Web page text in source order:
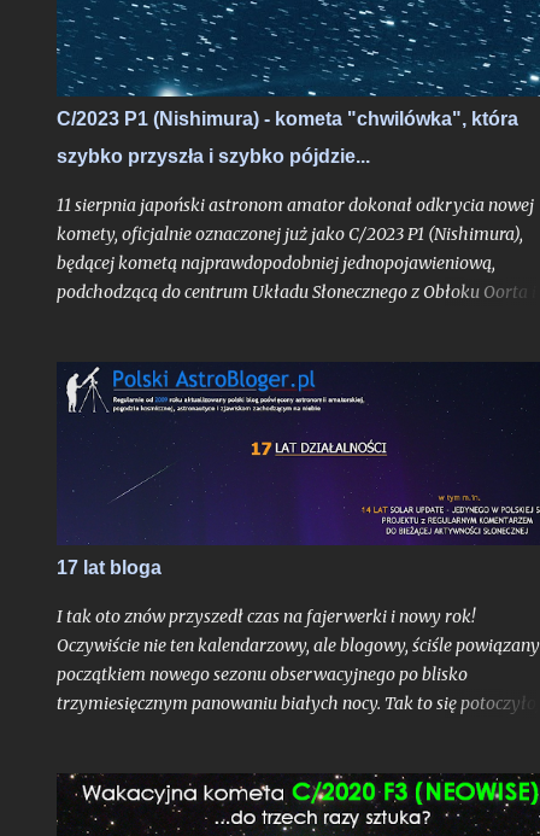
przejść do aktualizacji z 05.05.2013 r.
C/2023 P1 (Nishimura) - kometa "chwilówka", która
szybko przyszła i szybko pójdzie...
11 sierpnia japoński astronom amator dokonał odkrycia nowej
komety, oficjalnie oznaczonej już jako C/2023 P1 (Nishimura),
będącej kometą najprawdopodobniej jednopojawieniową,
podchodzącą do centrum Układu Słonecznego z Obłoku Oorta i
odkrycia był bardzo jasny jak na kometę, mając blask rzędu
mag.
17 lat bloga
I tak oto znów przyszedł czas na fajerwerki i nowy rok!
Oczywiście nie ten kalendarzowy, ale blogowy, ściśle
początkiem nowego sezonu obserwacyjnego po blisko
trzymiesięcznym panowaniu białych nocy. Tak to się
Ziemia niedługo po aphelium i maksymalnym dystansie od
Słońca w ciągu roku, zamyka swoje kolejne, już siedemnaste,